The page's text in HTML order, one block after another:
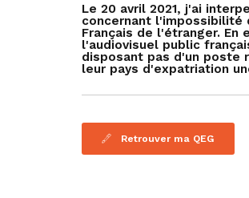
Le 20 avril 2021, j'ai
concernant l'impossibilité
Français de l'étranger.
l'audiovisuel public
disposant pas d'un poste
leur pays d'expatriation
Retrouver ma QEG